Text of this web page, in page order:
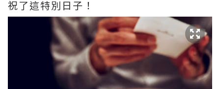
祝了這特別日子！